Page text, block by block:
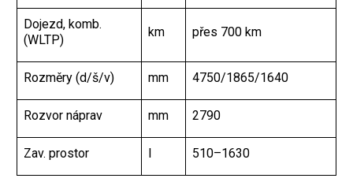
Dojezd, komb.
(WLTP)
km přes 700 km
Rozměry (d/š/v) mm 4750/1865/1640
Rozvor náprav mm 2790
Zav. prostor 510–1630